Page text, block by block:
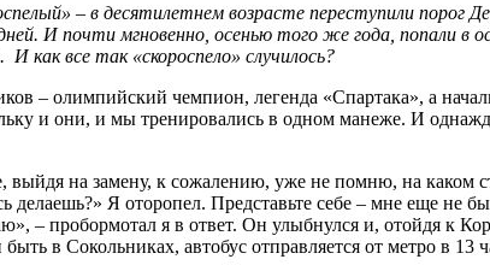
– в десятилетнем возрасте переступили
И почти мгновенно, осенью того же года, попали в
как все так «скороспело» случилось?
– олимпийский чемпион, легенда «Спартака», а
и они, и мы тренировались в одном манеже. И
выйдя на замену, к сожалению, уже не помню, на каком
Я оторопел. Представьте себе – мне еще не
– пробормотал я в ответ. Он улыбнулся и, отойдя к
в Сокольниках, автобус отправляется от метро в 13